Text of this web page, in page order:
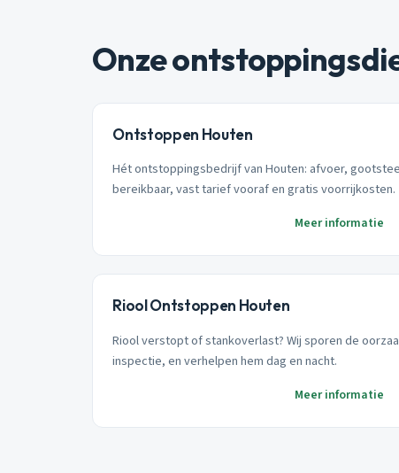
Onze
Ontstoppen Houten
Hét ontstoppingsbedrijf van Houten: afvoer,
bereikbaar, vast tarief vooraf en gratis voorrijkosten.
Meer informatie
Riool Ontstoppen Houten
Riool verstopt of stankoverlast? Wij sporen de
inspectie, en verhelpen hem dag en nacht.
Meer informatie